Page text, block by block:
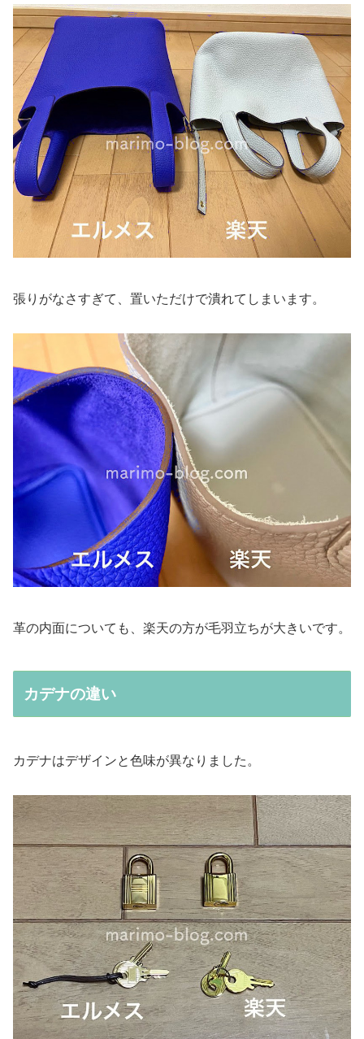
張りがなさすぎて、置いただけで潰れてしまいます。
革の内面についても、楽天の方が毛羽立ちが大きいです。
カデナの違い
カデナはデザインと色味が異なりました。